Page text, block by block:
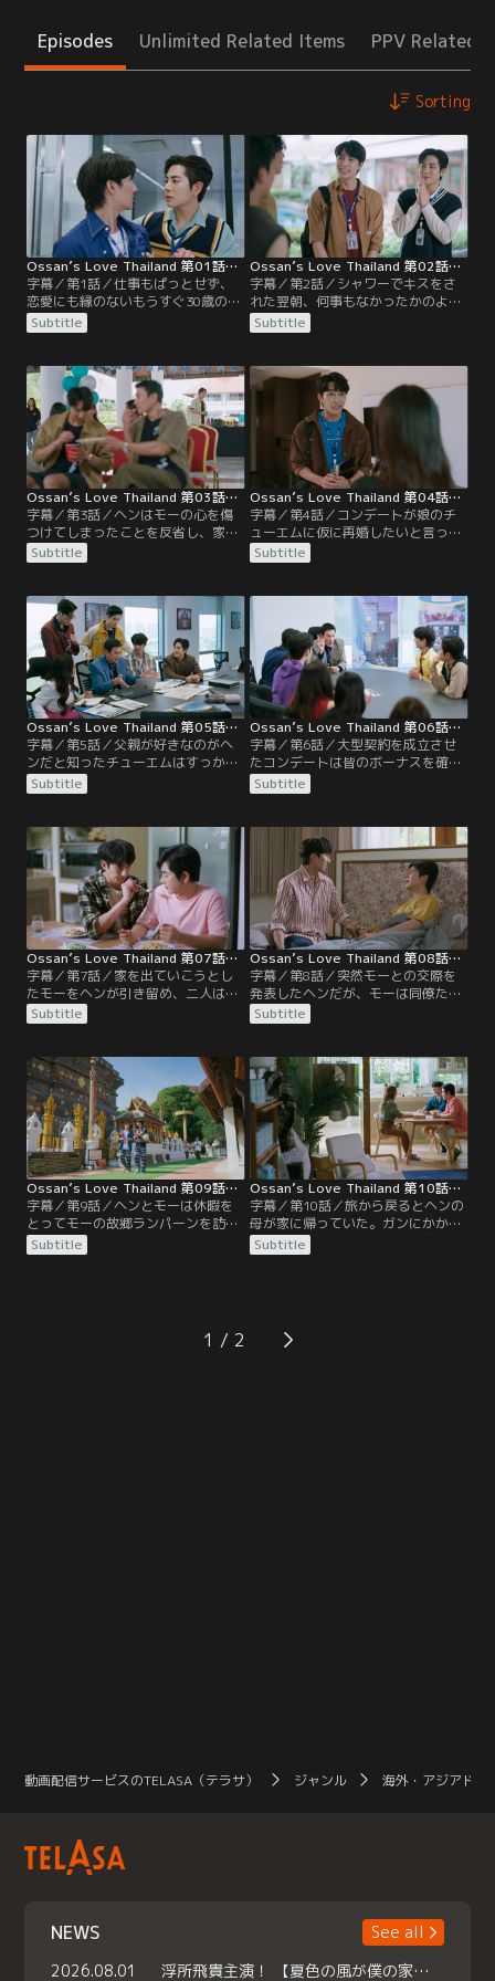
Episodes Unlimited Related Items PPV Related
Sorting
Ossan’s Love Thailand 第01話／字幕
字幕／第1話／仕事もぱっとせず、
恋愛にも縁のないもうすぐ30歳の不
動産会社の営業マンのヘン。ある日
通勤電車の中で偶然上司のコンデー
壁紙にヘンの写真を使っているのを
目撃して、動揺する。一方会社では
同期のモーがチェンマイ支社から異
動してくる。平凡なヘンの日常が一
変する波乱の幕開けだった…
Subtitle
Ossan’s Love Thailand 第02話／字幕
字幕／第2話／シャワーでキスをさ
れた翌朝、何事もなかったかのよう
に振る舞うモーの態度にヘンは困惑
する。会社ではコンデートから「ヘ
迷は深まる。ヘンとモーは一緒にと
あるカップルの部屋探し担当するこ
とになるが、男性どうしのカップル
の片方が学生時代の後輩であること
にヘンは驚く。
Subtitle
Ossan’s Love Thailand 第03話／字幕
字幕／第3話／ヘンはモーの心を傷
つけてしまったことを反省し、家に
戻ってもらうべく努力することを心
に誓うが、社員旅行の部屋割りでは
まう。旅行が始まり、ヘンは親睦ゲ
ームでモーと対戦したり、ペアを組
んだりするが、なかなか仲直りでき
ない。そんな中、幹事のテンが倒れ
てしまい…！？
Subtitle
Ossan’s Love Thailand 第04話／字幕
字幕／第4話／コンデートが娘のチ
ューエムに仮に再婚したいと言った
らどう思うかと訊ねたことで、チュ
ーエムは父親に好きな人がいるので
を聞いて、「ハニー」という名前の
人物が相手だと思い込む。モーはヘ
ンの家に戻ったが、早速だらしない
ヘンは叱られてばかり。
Subtitle
Ossan’s Love Thailand 第05話／字幕
字幕／第5話／父親が好きなのがヘ
ンだと知ったチューエムはすっかり
腹を立ててしまい、食事もせずに部
屋に閉じこもる。その結果、コンデ
い。売上を達成しないとボーナスが
出ないことを知った部下たちもそろ
って心配する。責任を感じたヘンは
自分に何かできることがないかと申
し出ると、週末、コンデートの家に
招かれる。
Subtitle
Ossan’s Love Thailand 第06話／字幕
字幕／第6話／大型契約を成立させ
たコンデートは皆のボーナスを確保
した後、日本で一週間の研修に呼ば
れたと留守を託してオフィスを出て
弁当を作ってきて、ヘンは大喜び。
そんな様子を見ていたテンが二人の
仲についてヘンにあれこれ訊いてく
る。一方、日本へ行ったはずのコン
デートは一人、傷ついた心を癒すた
め、教会にこもっていた。
Subtitle
Ossan’s Love Thailand 第07話／字幕
字幕／第7話／家を出ていこうとし
たモーをヘンが引き留め、二人は付
き合うことになる。翌朝、恋人とし
てどう接していいかわからず、ぎこ
関係を秘密にしようとモーが言い出
す。復帰してきたコンデートは、あ
るセレブ男優の部屋探しをヘンに任
せる。内見の途中、ヘンは女優の顧
客を案内しているモーと鉢合わせ
る。
Subtitle
Ossan’s Love Thailand 第08話／字幕
字幕／第8話／突然モーとの交際を
発表したヘンだが、モーは同僚たち
に冗談だと説明する。翌朝、モーは
熱を出してしまい、ヘンはお粥作り
にダメージを受けたコンデートはベ
ッドから起き上がれないでいたが、
チューエムに元気づけられる。
Subtitle
Ossan’s Love Thailand 第09話／字幕
字幕／第9話／ヘンとモーは休暇を
とってモーの故郷ランパーンを訪ね
る。モーの両親との対面を遅らせた
いヘンは、お寺でお参りをしてから
会おうということになる。しかし、
偶然入った宿が実はモーの実家
Subtitle
Ossan’s Love Thailand 第10話／字幕
字幕／第10話／旅から戻るとヘンの
母が家に帰っていた。ガンにかかっ
ている疑いのある母は、死ぬ前にヘ
ンの恋人に会うことが望みだと告げ
い。一方、ミヤオに恋人になってほ
しいと申し込んだトゥアゴークは振
Subtitle
1
動画配信サービスのTELASA（テラサ） ジャンル 海外・アジアドラ
NEWS
See all
2026.08.01
浮所飛貴主演！ 【夏色の風が僕の家にやってきた】 本日よりテラサで独占配信スタート！